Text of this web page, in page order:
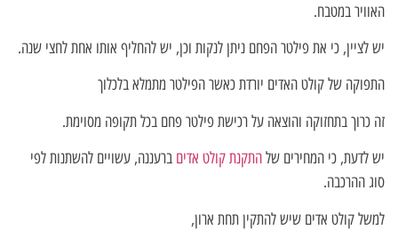
האוויר במטבח.
יש לציין, כי את פילטר הפחם ניתן לנקות וכן, יש להחליף אותו אחת לחצי שנה.
התפוקה של קולט האדים יורדת כאשר הפילטר מתמלא בלכלוך
זה כרוך בתחזוקה והוצאה על רכישת פילטר פחם בכל תקופה מסוימת.
יש לדעת, כי המחירים שלהתקנת קולט אדים ברעננה, עשויים להשתנות לפי
סוג ההרכבה.
למשל קולט אדים שיש להתקין תחת ארון,